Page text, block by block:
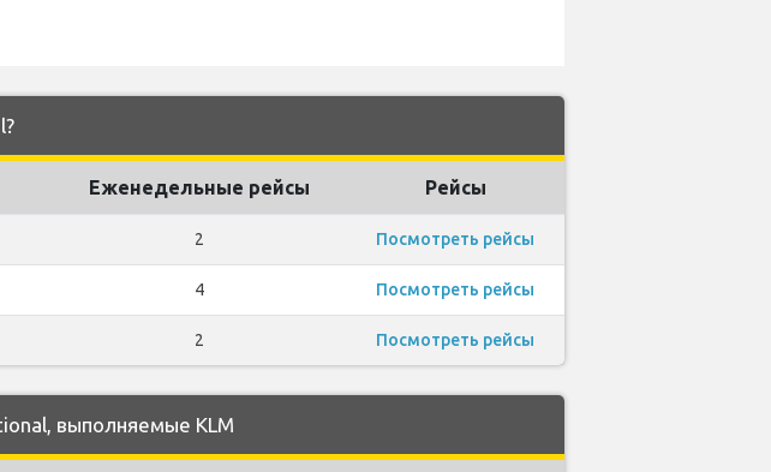
Еженедельные рейсы Рейсы
2 Посмотреть рейсы
4 Посмотреть рейсы
2 Посмотреть рейсы
выполняемые KLM